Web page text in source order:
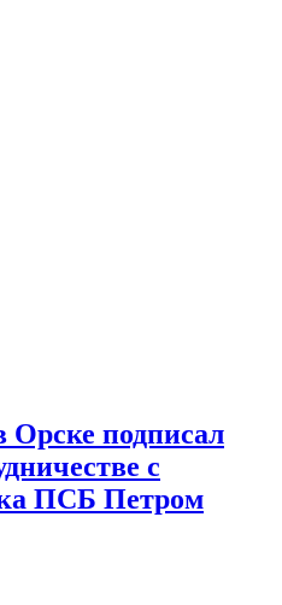
Орске подписал
с
ПСБ Петром